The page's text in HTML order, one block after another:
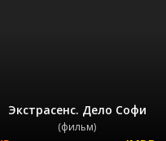
Экстрасенс. Дело Софи
(фильм)